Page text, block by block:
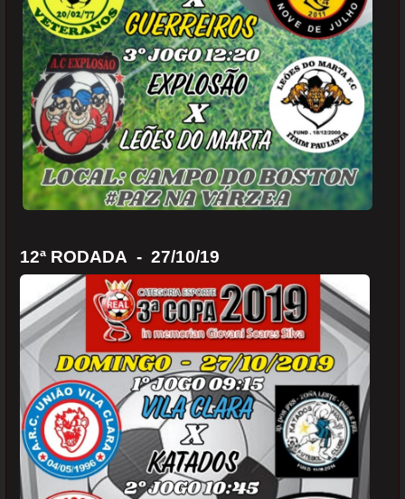
12ª RODADA - 27/10/19